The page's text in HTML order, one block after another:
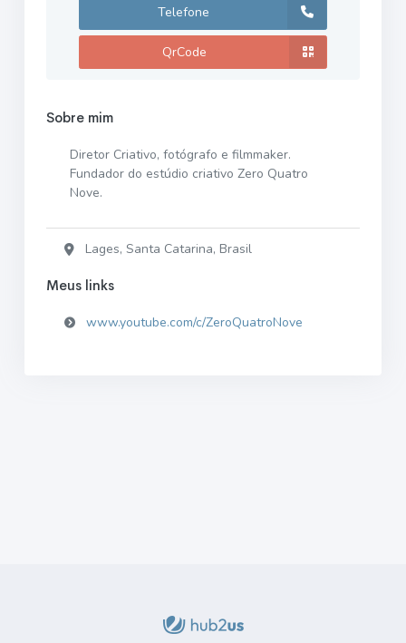
Telefone
QrCode
Sobre mim
Diretor Criativo, fotógrafo e filmmaker.
Fundador do estúdio criativo Zero Quatro
Nove.
Lages, Santa Catarina, Brasil
Meus links
www.youtube.com/c/ZeroQuatroNove